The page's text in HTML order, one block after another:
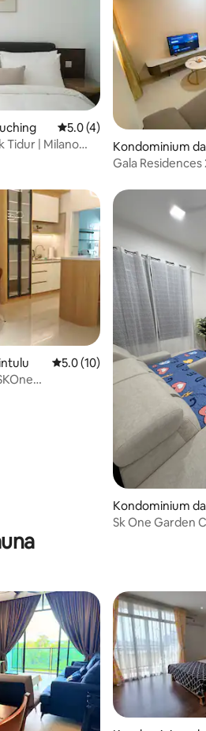
Penarafan purata 5.0
5.0 (4)
Tidur | Milano
Kondominium
Gala Residences
Penarafan purata 5.0
5.0 (10)
Kondominium
Sk One Garden